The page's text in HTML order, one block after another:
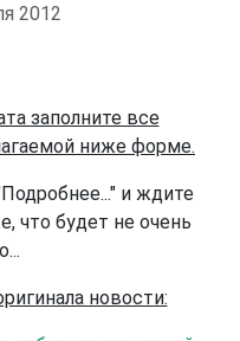
2012
заполните все
ниже форме.
и ждите
что будет не очень
новости: